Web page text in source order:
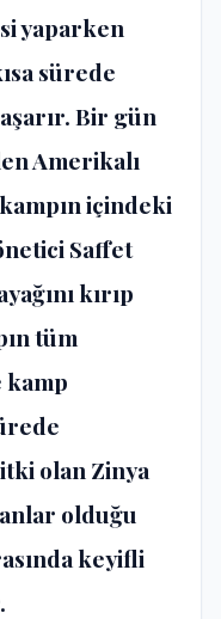
yaparken
sürede
Bir gün
Amerikalı
içindeki
Saffet
kırıp
tüm
kamp
olan Zinya
olduğu
keyifli